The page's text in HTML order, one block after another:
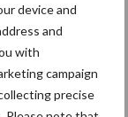
device and
and
with
campaign
precise
lijdt